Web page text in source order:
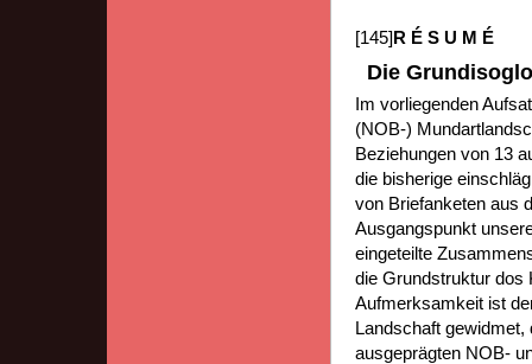
[145]R É S U M É
Die
Im vorliegenden
(NOB-)
Beziehungen von 13
die bisherige
von Briefanketen aus
Ausgangspunkt
eingeteilte
die Grundstruktur dos
Aufmerksamkeit ist
Landschaft
ausgeprägten NOB-